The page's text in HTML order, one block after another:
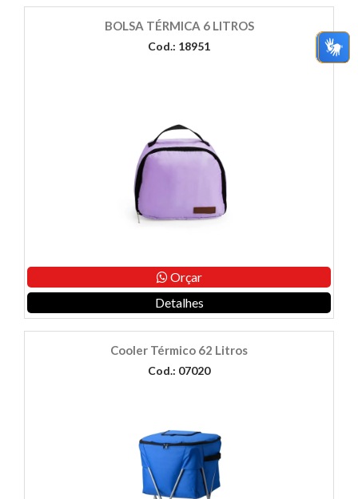
BOLSA TÉRMICA 6 LITROS
Cod.: 18951
Orçar
Detalhes
Cooler Térmico 62 Litros
Cod.: 07020